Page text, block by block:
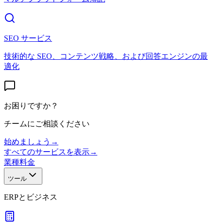
SEO サービス
技術的な SEO、コンテンツ戦略、および回答エンジンの最
適化
お困りですか？
チームにご相談ください
始めましょう →
すべてのサービスを表示→
業種料金
ツール
ERPとビジネス